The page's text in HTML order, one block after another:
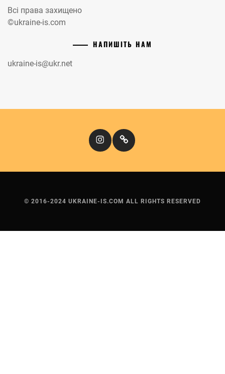
Всі права захищено
©ukraine-is.com
НАПИШІТЬ НАМ
ukraine-is@ukr.net
InstagramКіномандри
© 2016-2024 UKRAINE-IS.COM ALL RIGHTS RESERVED